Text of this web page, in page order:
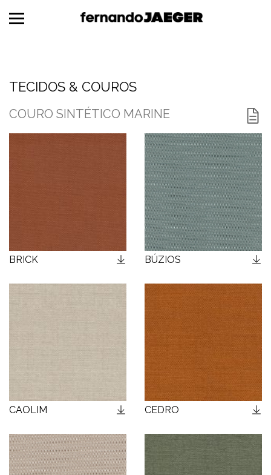
METAIS
MÁRMORES
ESPAGUETES
FORMICAS®
CORDAS NÁUTICAS
TECIDOS & COUROS
COURO SINTÉTICO MARINE
BRICK BÚZIOS
CAOLIM CEDRO